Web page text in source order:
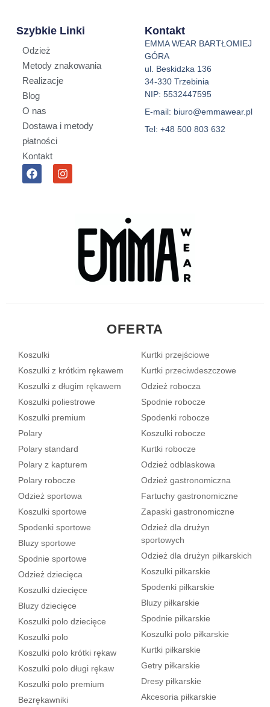
Szybkie Linki
Odzież
Metody znakowania
Realizacje
Blog
O nas
Dostawa i metody
płatności
Kontakt
F
a
I
n
Kontakt
EMMA WEAR BARTŁOMIEJ
GÓRA
ul. Beskidzka 136
34-330 Trzebinia
NIP: 5532447595
E-mail: biuro@emmawear.pl
Tel: +48 500 803 632
OFERTA
Koszulki
Koszulki z krótkim rękawem
Koszulki z długim rękawem
Koszulki poliestrowe
Koszulki premium
Polary
Polary standard
Polary z kapturem
Polary robocze
Odzież sportowa
Koszulki sportowe
Spodenki sportowe
Bluzy sportowe
Spodnie sportowe
Odzież dziecięca
Koszulki dziecięce
Bluzy dziecięce
Koszulki polo dziecięce
Koszulki polo
Koszulki polo krótki rękaw
Koszulki polo długi rękaw
Koszulki polo premium
Bezrękawniki
Kurtki przejściowe
Kurtki przeciwdeszczowe
Odzież robocza
Spodnie robocze
Spodenki robocze
Koszulki robocze
Kurtki robocze
Odzież odblaskowa
Odzież gastronomiczna
Fartuchy gastronomiczne
Zapaski gastronomiczne
Odzież dla drużyn
sportowych
Odzież dla drużyn piłkarskich
Koszulki piłkarskie
Spodenki piłkarskie
Bluzy piłkarskie
Spodnie piłkarskie
Koszulki polo piłkarskie
Kurtki piłkarskie
Getry piłkarskie
Dresy piłkarskie
Akcesoria piłkarskie